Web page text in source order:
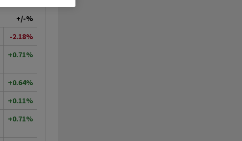
+/-%
-2.18%
+0.71%
+0.64%
+0.11%
+0.71%